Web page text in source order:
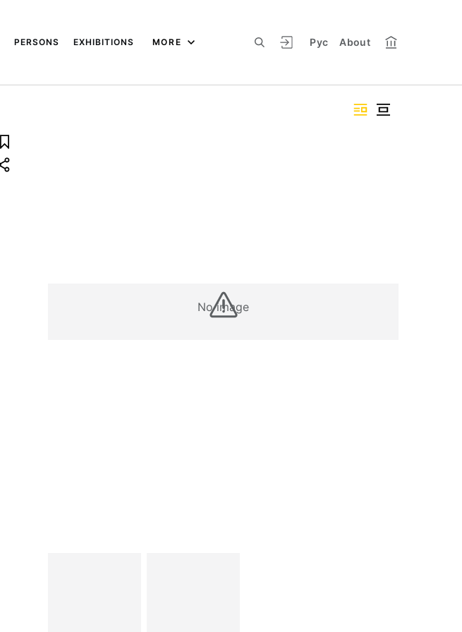
Рус About
PERSONS EXHIBITIONS MORE
No image